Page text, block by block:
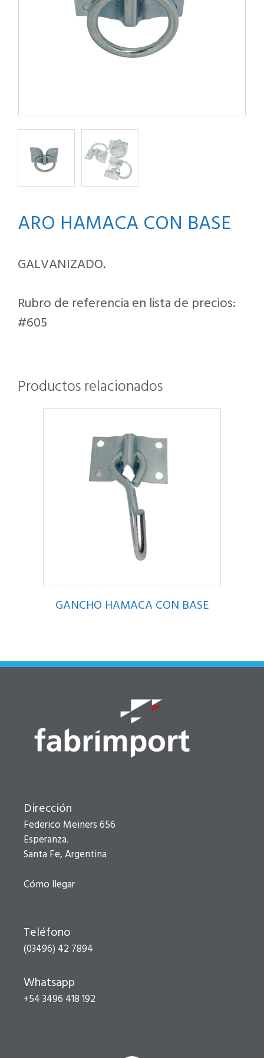
ARO HAMACA CON BASE
GALVANIZADO.
Rubro de referencia en lista de precios:
#605
Productos relacionados
GANCHO HAMACA CON BASE
Dirección
Federico Meiners 656
Esperanza.
Santa Fe, Argentina
Cómo llegar
Teléfono
(03496) 42 7894
Whatsapp
+54 3496 418 192